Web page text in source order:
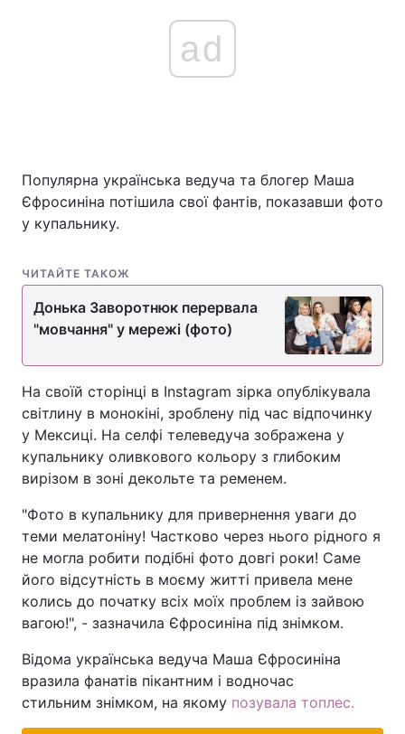
ad
Популярна українська ведуча та блогер Маша
Єфросиніна потішила свої фантів, показавши фото
у купальнику.
ЧИТАЙТЕ ТАКОЖ
Донька Заворотнюк перервала
"мовчання" у мережі (фото)
На своїй сторінці в Instagram зірка опублікувала
світлину в монокіні, зроблену під час відпочинку
у Мексиці. На селфі телеведуча зображена у
купальнику оливкового кольору з глибоким
вирізом в зоні декольте та ременем.
"Фото в купальнику для привернення уваги до
теми мелатоніну! Частково через нього рідного я
не могла робити подібні фото довгі роки! Саме
його відсутність в моєму житті привела мене
колись до початку всіх моїх проблем із зайвою
вагою!", - зазначила Єфросиніна під знімком.
Відома українська ведуча Маша Єфросиніна
вразила фанатів пікантним і водночас
стильним знімком, на якому позувала топлес.